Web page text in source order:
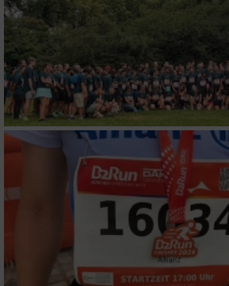
Geräte anhand von aktiv angeforderten
Informationen identifizieren
Nicht-IAB-Verarbeitungszwecke:
Notwendig
Performance